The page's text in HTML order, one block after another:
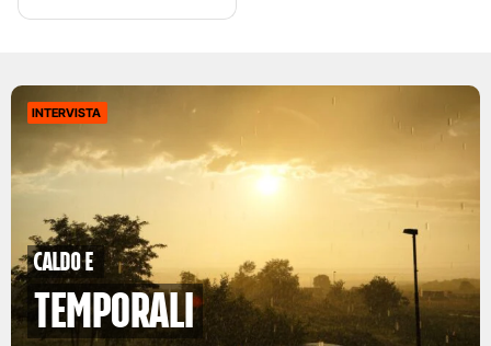
INTERVISTA
caldo e
temporali